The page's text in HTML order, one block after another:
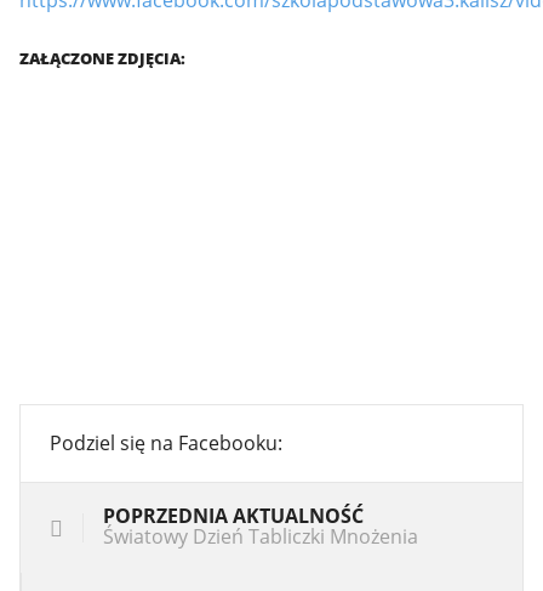
ZAŁĄCZONE ZDJĘCIA:
Podziel się na Facebooku:
POPRZEDNIA AKTUALNOŚĆ
Światowy Dzień Tabliczki Mnożenia